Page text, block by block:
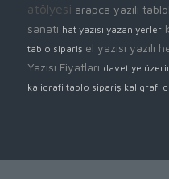
atölyesi arapça yazılı
sanatı hat yazısı yazan yerler
tablo sipariş el yazısı yazılı
Yazısı Fiyatları davetiye
kaligrafi tablo sipariş kaligrafi